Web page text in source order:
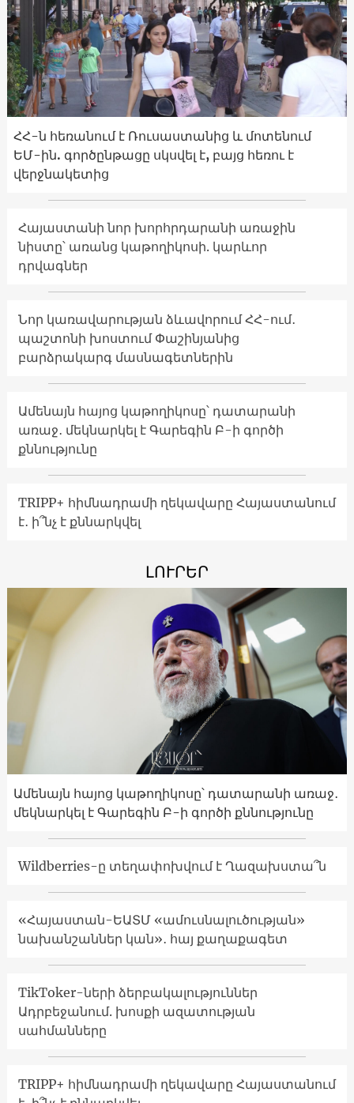
ՀՀ-ն հեռանում է Ռուսաստանից և մոտենում
ԵՄ-ին. գործընթացը սկսվել է, բայց հեռու է
վերջնակետից
Հայաստանի նոր խորհրդարանի առաջին
նիստը՝ առանց կաթողիկոսի. կարևոր
դրվագներ
Նոր կառավարության ձևավորում ՀՀ-ում․
պաշտոնի խոստում Փաշինյանից
բարձրակարգ մասնագետներին
Ամենայն հայոց կաթողիկոսը՝ դատարանի
առաջ․ մեկնարկել է Գարեգին Բ-ի գործի
քննությունը
TRIPP+ հիմնադրամի ղեկավարը Հայաստանում
է․ ի՞նչ է քննարկվել
ԼՈՒՐԵՐ
Ամենայն հայոց կաթողիկոսը՝ դատարանի առաջ․
մեկնարկել է Գարեգին Բ-ի գործի քննությունը
Wildberries-ը տեղափոխվում է Ղազախստա՞ն
«Հայաստան-ԵԱՏՄ «ամուսնալուծության»
նախանշաններ կան»․ հայ քաղաքագետ
TikToker-ների ձերբակալություններ
Ադրբեջանում. խոսքի ազատության
սահմանները
TRIPP+ հիմնադրամի ղեկավարը Հայաստանում